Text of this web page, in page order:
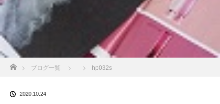
ブログ一覧 hp032s
2020.10.24